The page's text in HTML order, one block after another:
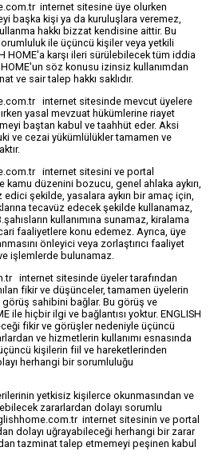
internet sitesine üye olurken
başka kişi ya da kuruluşlara veremez,
hakkı bizzat kendisine aittir. Bu
ile üçüncü kişiler veya yetkili
HOME'a karşı ileri sürülebilecek tüm iddia
HOME'un söz konusu izinsiz kullanımdan
ve sair talep hakkı saklıdır.
internet sitesinde mevcut üyelere
yasal mevzuat hükümlerine riayet
baştan kabul ve taahhüt eder. Aksi
ve cezai yükümlülükler tamamen ve
internet sitesini ve portal
düzenini bozucu, genel ahlaka aykırı,
edici şekilde, yasalara aykırı bir amaç için,
tecavüz edecek şekilde kullanamaz,
kullanımına sunamaz, kiralama
faaliyetlere konu edemez. Ayrıca, üye
önleyici veya zorlaştırıcı faaliyet
işlemlerde bulunamaz.
internet sitesinde üyeler tarafından
fikir ve düşünceler, tamamen üyelerin
sahibini bağlar. Bu görüş ve
ile hiçbir ilgi ve bağlantısı yoktur. ENGLISH
fikir ve görüşler nedeniyle üçüncü
ve hizmetlerin kullanımı esnasında
kişilerin fiil ve hareketlerinden
herhangi bir sorumluluğu
yetkisiz kişilerce okunmasından ve
zararlardan dolayı sorumlu
internet sitesinin ve portal
dolayı uğrayabileceği herhangi bir zarar
tazminat talep etmemeyi peşinen kabul